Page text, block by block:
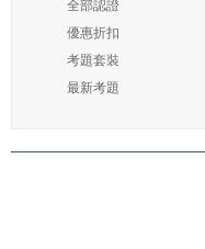
全部認證
優惠折扣
考題套裝
最新考題